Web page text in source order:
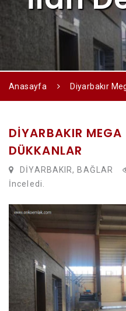
Anasayfa Diyarbakır
DIYARBAKIR
DÜKKANLAR
DİYARBAKIR, BAĞLAR
İnceledi.